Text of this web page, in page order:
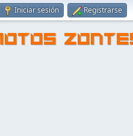
Iniciar sesión Registrarse